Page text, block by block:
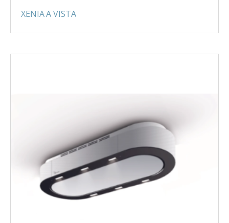
XENIA A VISTA